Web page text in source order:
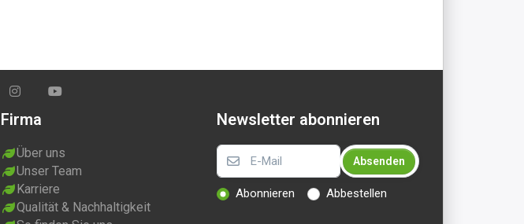
Firma
Über uns
Unser Team
Karriere
Qualität & Nachhaltigkeit
Newsletter abonnieren
Absenden
Abonnieren Abbestellen